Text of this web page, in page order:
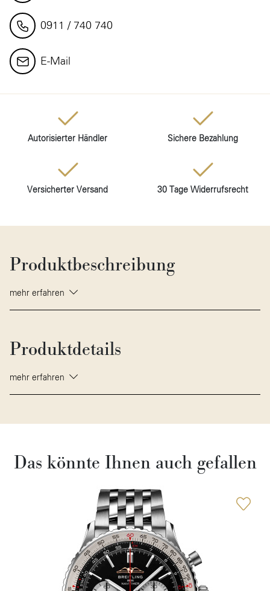
0911 / 740 740
E-Mail
Autorisierter Händler Sichere Bezahlung
Versicherter Versand 30 Tage Widerrufsrecht
Produktbeschreibung
mehr erfahren
Produktdetails
mehr erfahren
Das könnte Ihnen auch gefallen